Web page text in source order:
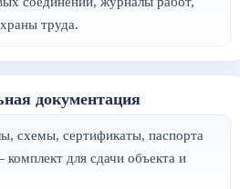
труда.
документация
схемы, сертификаты, паспорта
для сдачи объекта и